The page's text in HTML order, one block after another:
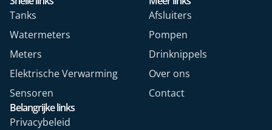
Tanks
Watermeters
Meters
Elektrische Verwarming
Sensoren
Afsluiters
Pompen
Drinknippels
Over ons
Contact
Belangrijke links
Privacybeleid